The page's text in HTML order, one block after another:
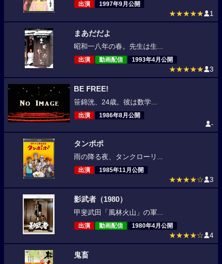
出演 1997年9月公開
★★★★★ 1
まあだだよ
昭和一八年の春。先生は生...
出演 動画配信 1993年4月公開
★★★★★ 3
BE FREE!
笹錦洸、24歳。彼は数学...
出演 1986年8月公開
-
タンポポ
雨の降る夜、タンクローリ...
出演 1985年11月公開
★★★★☆ 3
影武者（1980）
甲斐武田「風林火山」の軍...
出演 動画配信 1980年4月公開
★★★★☆ 4
鬼畜